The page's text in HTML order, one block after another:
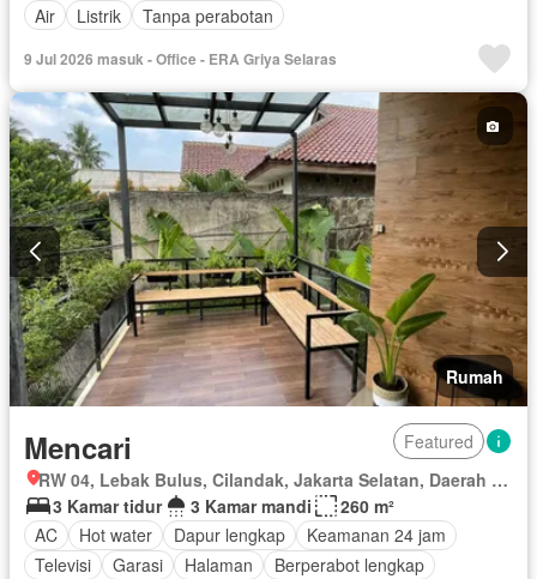
Air
Listrik Tanpa perabotan
9 Jul 2026 masuk - Office - ERA Griya Selaras
Rumah
Mencari
Featured
RW 04, Lebak Bulus, Cilandak, Jakarta Selatan, Daerah Khusus Ibukota Jakarta
3 Kamar tidur
3 Kamar mandi
260 m²
AC
Hot water Dapur lengkap
Keamanan 24 jam
Televisi
Garasi Halaman Berperabot lengkap